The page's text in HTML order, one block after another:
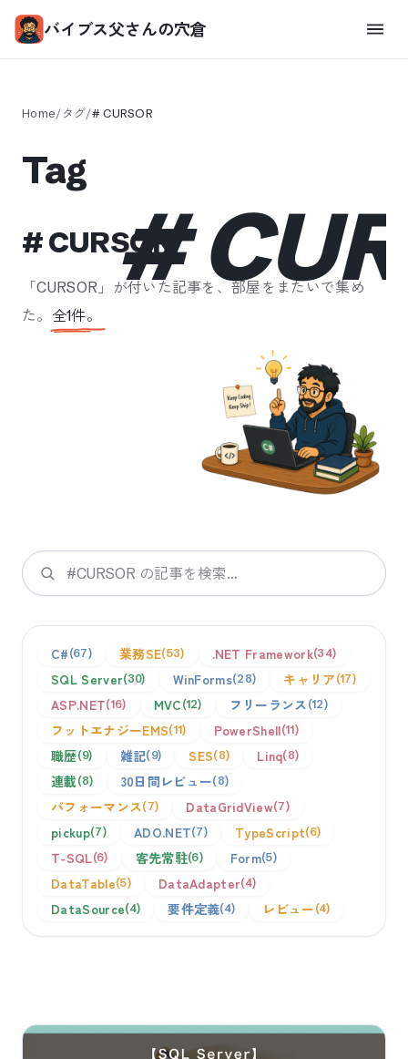
バイブス父さんの穴倉
Home/タグ/#CURSOR
#
Tag
#CURSOR
「CURSOR 」が付いた記事を、部屋をまたいで集め
た。 全1件。
検索
C# 67 業務SE 53 .NET Framework 34
SQL Server 30 WinForms 28 キャリア 17
ASP.NET 16 MVC 12 フリーランス 12
フットエナジーEMS 11 PowerShell 11
職歴 9 雑記 9 SES 8 Linq 8
連載 8 30日間レビュー 8
パフォーマンス 7 DataGridView 7
pickup 7 ADO.NET 7 TypeScript 6
T-SQL 6 客先常駐 6 Form 5
DataTable 5 DataAdapter 4
DataSource 4 要件定義 4 レビュー 4